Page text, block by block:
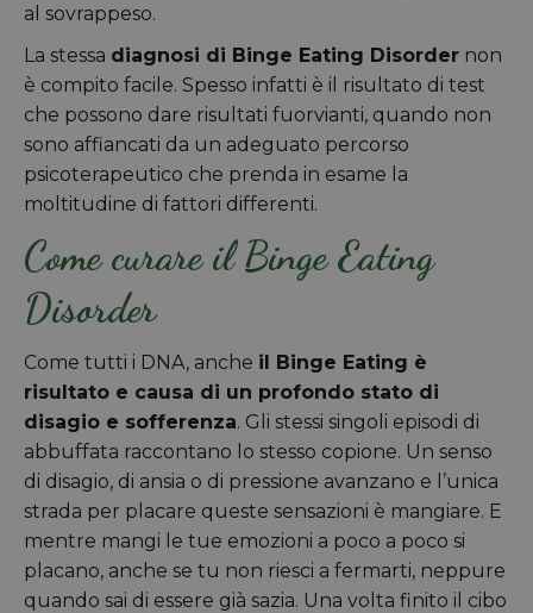
al sovrappeso.
La stessa diagnosi di Binge Eating Disorder non
è compito facile. Spesso infatti è il risultato di test
che possono dare risultati fuorvianti, quando non
sono affiancati da un adeguato percorso
psicoterapeutico che prenda in esame la
moltitudine di fattori differenti.
Come curare il Binge Eating
Disorder
Come tutti i DNA, anche il Binge Eating è
risultato e causa di un profondo stato di
disagio e sofferenza. Gli stessi singoli episodi di
abbuffata raccontano lo stesso copione. Un senso
di disagio, di ansia o di pressione avanzano e l’unica
strada per placare queste sensazioni è mangiare. E
mentre mangi le tue emozioni a poco a poco si
placano, anche se tu non riesci a fermarti, neppure
quando sai di essere già sazia. Una volta finito il cibo